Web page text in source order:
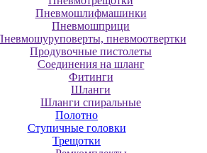
Пневмошлифмашинки
Пневмошприци
пневмоотвертки
Продувочные пистолеты
Соединения на шланг
Фитинги
Шланги
Шланги спиральные
Полотно
Ступичные головки
Трещотки